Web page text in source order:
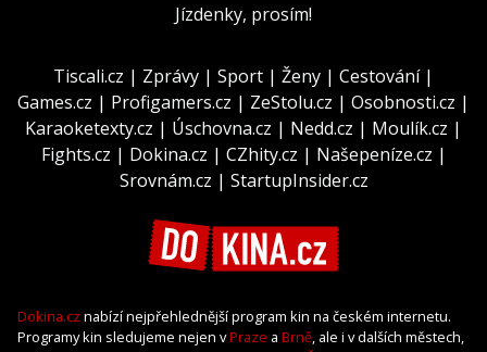
Jízdenky, prosím!
Tiscali.cz | Zprávy | Sport | Ženy | Cestování|
Games.cz | Profigamers.cz | ZeStolu.cz | Osobnosti.cz |
Karaoketexty.cz | Úschovna.cz | Nedd.cz | Moulík.cz |
Fights.cz | Dokina.cz | CZhity.cz | Našepeníze.cz |
Srovnám.cz | StartupInsider.cz
Dokina.cz nabízí nejpřehlednější program kin na českém internetu.
Programy kin sledujeme nejen vPraze a Brně, ale i v dalších městech,